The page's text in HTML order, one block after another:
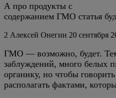
А про продукты с
содержанием ГМО статья
2 Алексей Онегин 20 сентября
ГМО — возможно, будет.
заблуждений, много белых
органику, но чтобы
располагать фактами,